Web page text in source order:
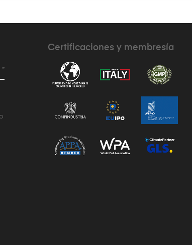
*
Certificaciones y membresía